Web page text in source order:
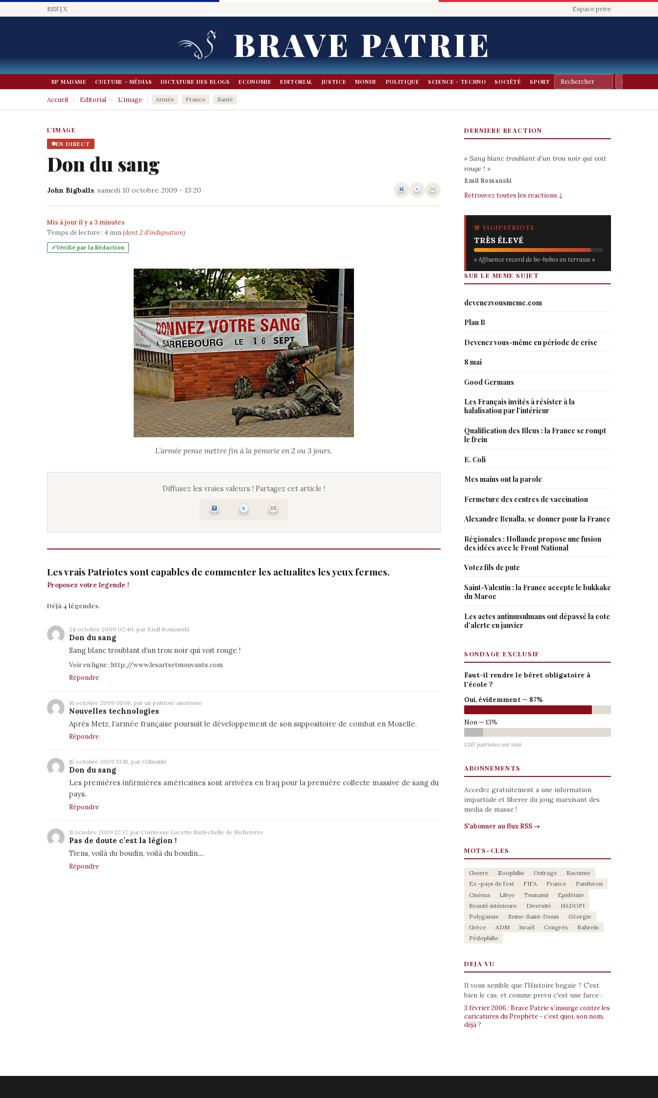
RSS | X Espace prive
BRAVE PATRIE
BP MADAME CULTURE - MÉDIAS DICTATURE DES BLOGS ECONOMIE EDITORIAL JUSTICE MONDE POLITIQUE SCIENCE - TECHNO SOCIÉTÉ SPORT
Accueil › Editorial › L’image Armée France Santé
L’IMAGE
EN DIRECT
Don du sang
John Bigballs, samedi 10 octobre 2009 - 13:20
Mis à jour il y a 3 minutes
Temps de lecture : 4 min(dont 2 d'indignation)
Vérifié par la Rédaction
L’armée pense mettre fin à la pénurie en 2 ou 3 jours.
Diffusez les vraies valeurs ! Partagez cet article !
Les vrais Patriotes sont capables de commenter les actualites les yeux fermes.
Proposez votre legende !
Déjà 4 légendes.
24 octobre 2009 02:40, par Emil Romanski
Don du sang
Sang blanc troublant d’un trou noir qui voit rouge !
Voir en ligne : http://www.lesartsetmouvants.com
Répondre
16 octobre 2009 01:06, par un patriote anonyme
Nouvelles technologies
Après Metz, l’armée française poursuit le développement de son suppositoire de combat en Moselle.
Répondre
15 octobre 2009 13:18, par Odinutile
Don du sang
Les premières infirmières américaines sont arrivées en Iraq pour la première collecte massive de sang du
pays.
Répondre
11 octobre 2009 12:37, par Comtesse Lucette Surléchelle de Richeterre
Pas de doute c’est la légion !
Tiens, voilà du boudin, voilà du boudin....
Répondre
DERNIERE REACTION
« Sang blanc troublant d’un trou noir qui voit
rouge ! »
Emil Romanski
Retrouvez toutes les reactions ↓
🚨 VIGIPATRIOTE
TRÈS ÉLEVÉ
« Affluence record de bo-bobos en terrasse »
SUR LE MEME SUJET
devenezvousmeme.com
Plan B
Devenez vous-même en période de crise
8 mai
Good Germans
Les Français invités à résister à la
halalisation par l’intérieur
Qualification des Bleus : la France se rompt
le frein
E. Coli
Mes mains ont la parole
Fermeture des centres de vaccination
Alexandre Benalla, se donner pour la France
Régionales : Hollande propose une fusion
des idées avec le Front National
Votez fils de pute
Saint-Valentin : la France accepte le bukkake
du Maroc
Les actes antimusulmans ont dépassé la cote
d’alerte en janvier
SONDAGE EXCLUSIF
Faut-il rendre le béret obligatoire à
l’école ?
Oui, évidemment — 87%
Non — 13%
1 247 patriotes ont voté
ABONNEMENTS
Accedez gratuitement a une information
impartiale et liberee du joug marxisant des
media de masse !
S'abonner au flux RSS →
MOTS-CLES
Guerre Zoophilie Outrage
Racisme
Ex -pays de l’est
FIFA France
Panthéon
Cinéma
Libye Tsunami
Epidémie
Beauté intérieure
Diversité
HADOPI
Polygamie
Seine-Saint-Denis
Géorgie
Grèce
ADM Israël Congrès
Bahreïn
Pédophilie
DEJA VU
Il vous semble que l'Histoire begaie ? C'est
bien le cas, et comme prevu c'est une farce :
3 février 2006 : Brave Patrie s’insurge contre les
caricatures du Prophète - c’est quoi, son nom,
déjà ?